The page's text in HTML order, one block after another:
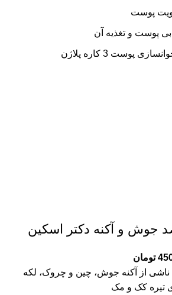
پوست
پوست و تغذیه آن
پوست 3 کاره پلاژن
جوش و آکنه دکتر اسکین
تومان
price
is:
از آکنه جوش، چین و چروک، لکه
تیره کک و مک